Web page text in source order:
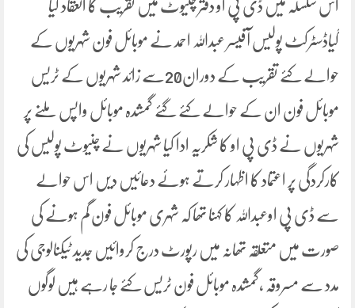
اس سلسلہ میں ڈی پی او دفتر چنیوٹ میں تقریب کا انعقاد کیا
گیاڈسٹرکٹ پولیس آفیسر عبداللہ احمد نے موبائل فون شہریوں کے
حوالے کئے تقریب کے دوران20سے زائد شہریوں کے ٹریس
موبائل فون ان کے حوالے کئے گئے گمشدہ موبائل واپس ملنے پر
شہریوں نے ڈی پی او کا شکریہ ادا کیا شہریوں نے چنیوٹ پولیس کی
کارکردگی پر اعتماد کا اظہار کرتے ہوئے دعائیں دیں اس حوالے
سے ڈی پی اوعبداللہ کا کہنا تھا کہ شہری موبائل فون گم ہونے کی
صورت میں متعلقہ تھانہ میں رپورٹ درج کروائیں جدید ٹیکنالوجی کی
مدد سے مسروقہ ،گمشدہ موبائل فون ٹریس کئے جا رہے ہیں لوگوں